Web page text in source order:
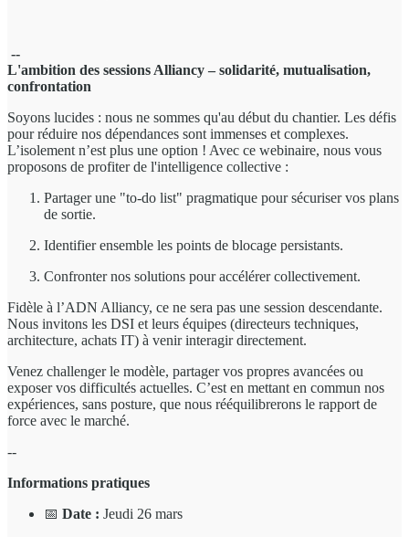
--
L'ambition des sessions Alliancy – solidarité, mutualisation,
confrontation
Soyons lucides : nous ne sommes qu'au début du chantier. Les défis
pour réduire nos dépendances sont immenses et complexes.
L’isolement n’est plus une option ! Avec ce webinaire, nous vous
proposons de profiter de l'intelligence collective :
Partager une "to-do list" pragmatique pour sécuriser vos plans
de sortie.
Identifier ensemble les points de blocage persistants.
Confronter nos solutions pour accélérer collectivement.
Fidèle à l’ADN Alliancy, ce ne sera pas une session descendante.
Nous invitons les DSI et leurs équipes (directeurs techniques,
architecture, achats IT) à venir interagir directement.
Venez challenger le modèle, partager vos propres avancées ou
exposer vos difficultés actuelles. C’est en mettant en commun nos
expériences, sans posture, que nous rééquilibrerons le rapport de
force avec le marché.
--
Informations pratiques
📅 Date : Jeudi 26 mars